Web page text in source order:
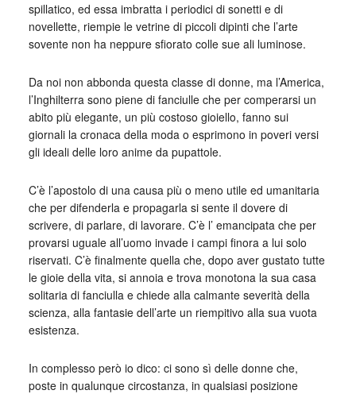
spillatico, ed essa imbratta i periodici di sonetti e di
novellette, riempie le vetrine di piccoli dipinti che l’arte
sovente non ha neppure sﬁorato colle sue ali luminose.
Da noi non abbonda questa classe di donne, ma l’America,
l’Inghilterra sono piene di fanciulle che per comperarsi un
abito più elegante, un più costoso gioiello, fanno sui
giornali la cronaca della moda o esprimono in poveri versi
gli ideali delle loro anime da pupattole.
C’è l’apostolo di una causa più o meno utile ed umanitaria
che per difenderla e propagarla si sente il dovere di
scrivere, di parlare, di lavorare. C’è l’ emancipata che per
provarsi uguale all’uomo invade i campi ﬁnora a lui solo
riservati. C’è ﬁnalmente quella che, dopo aver gustato tutte
le gioie della vita, si annoia e trova monotona la sua casa
solitaria di fanciulla e chiede alla calmante severità della
scienza, alla fantasie dell’arte un riempitivo alla sua vuota
esistenza.
In complesso però io dico: ci sono sì delle donne che,
poste in qualunque circostanza, in qualsiasi posizione